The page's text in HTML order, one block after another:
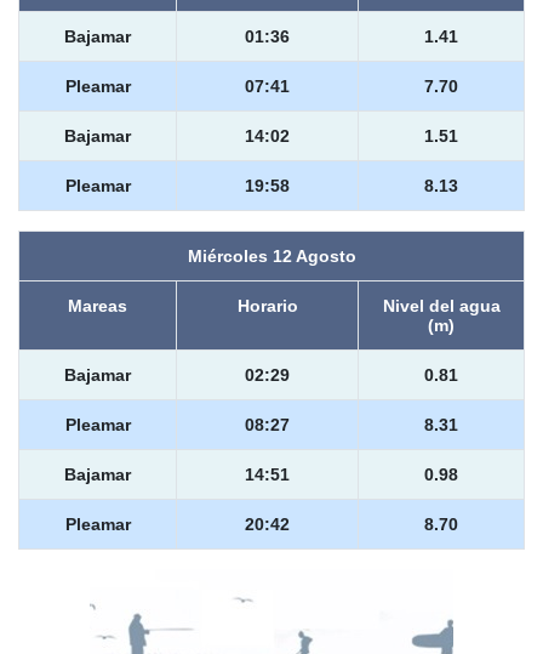
Bajamar 01:36 1.41
Pleamar 07:41 7.70
Bajamar 14:02 1.51
Pleamar 19:58 8.13
Miércoles 12 Agosto
Mareas Horario
Nivel del agua
(m)
Bajamar 02:29 0.81
Pleamar 08:27 8.31
Bajamar 14:51 0.98
Pleamar 20:42 8.70